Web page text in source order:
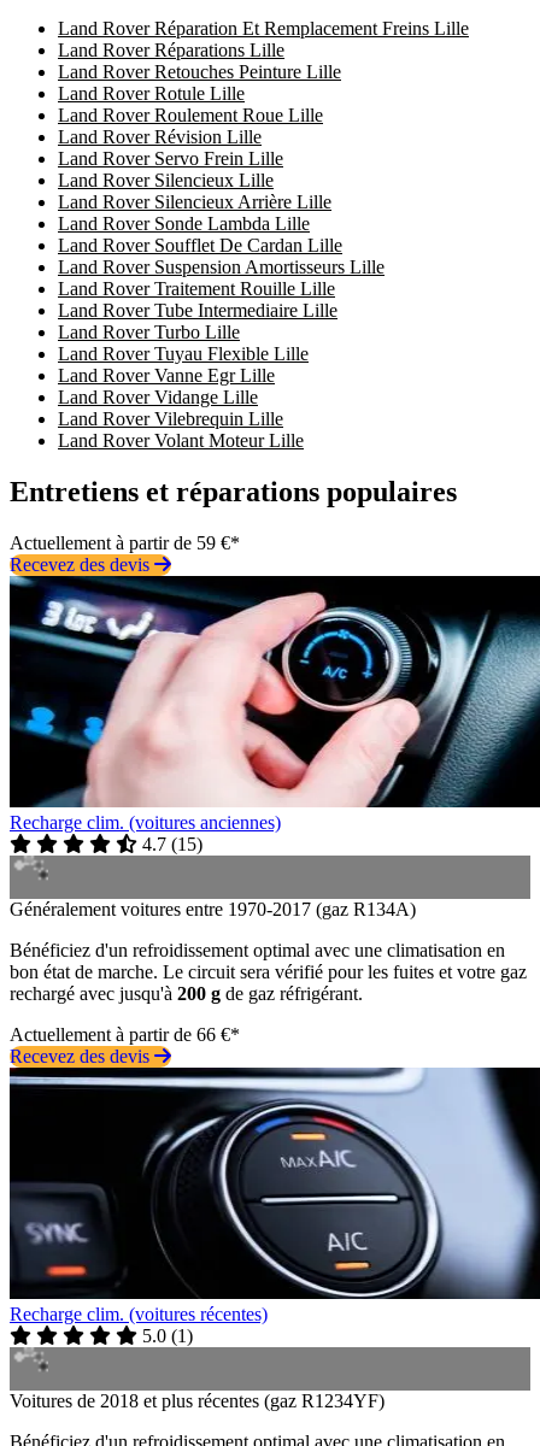
Land Rover Réparation Et Remplacement Freins Lille
Land Rover Réparations Lille
Land Rover Retouches Peinture Lille
Land Rover Rotule Lille
Land Rover Roulement Roue Lille
Land Rover Révision Lille
Land Rover Servo Frein Lille
Land Rover Silencieux Lille
Land Rover Silencieux Arrière Lille
Land Rover Sonde Lambda Lille
Land Rover Soufflet De Cardan Lille
Land Rover Suspension Amortisseurs Lille
Land Rover Traitement Rouille Lille
Land Rover Tube Intermediaire Lille
Land Rover Turbo Lille
Land Rover Tuyau Flexible Lille
Land Rover Vanne Egr Lille
Land Rover Vidange Lille
Land Rover Vilebrequin Lille
Land Rover Volant Moteur Lille
Entretiens et réparations populaires
Actuellement à partir de 59 €*
Recevez des devis
Recharge clim. (voitures anciennes)
4.7 (15)
Généralement voitures entre 1970-2017 (gaz R134A)
Bénéficiez d'un refroidissement optimal avec une climatisation en
bon état de marche. Le circuit sera vérifié pour les fuites et votre gaz
rechargé avec jusqu'à 200 g de gaz réfrigérant.
Actuellement à partir de 66 €*
Recevez des devis
Recharge clim. (voitures récentes)
5.0 (1)
Voitures de 2018 et plus récentes (gaz R1234YF)